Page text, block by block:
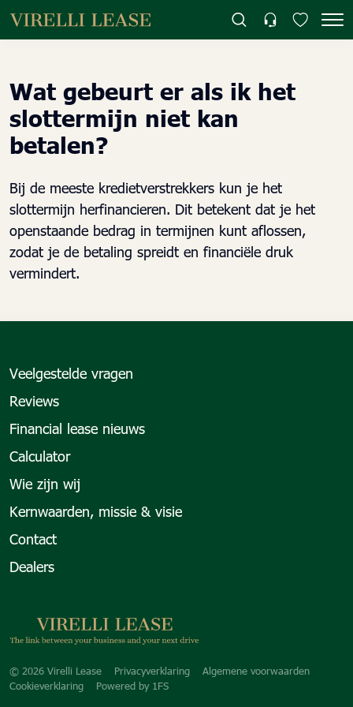
Wat gebeurt er als ik het
slottermijn niet kan
betalen?
Bij de meeste kredietverstrekkers kun je het
slottermijn herfinancieren. Dit betekent dat je het
openstaande bedrag in termijnen kunt aflossen,
zodat je de betaling spreidt en financiële druk
vermindert.
Veelgestelde vragen
Reviews
Financial lease nieuws
Calculator
Wie zijn wij
Kernwaarden, missie & visie
Contact
Dealers
Copyright navigation
© 2026 Virelli Lease Privacyverklaring
Algemene voorwaarden
Cookieverklaring
Powered by 1FS